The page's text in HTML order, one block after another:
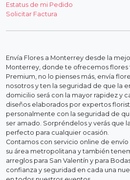
Estatus de mi Pedido
Solicitar Factura
Envía Flores a Monterrey desde la
Monterrey, donde te ofrecemos flores
Premium, no lo pienses más, envía
nosotros y ten la seguridad de que la
domicilio será con la mayor rapidez y
diseños elaborados por expertos
personalmente con la seguridad de
ser amado. Sorpréndelos y verás que
perfecto para cualquier ocasión.
Contamos con servicio online de
su área metropolitana y también
arreglos para San Valentín y para
confianza y seguridad en cada una